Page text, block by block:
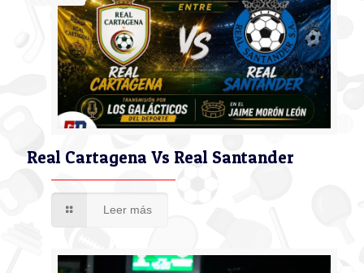
Real Cartagena Vs Real Santander
Leer más